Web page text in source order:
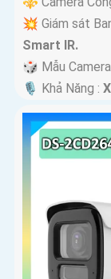
💥 Giám sát
Smart IR.
🎲 Mẫu Camera
️🎙 Khả Năng :